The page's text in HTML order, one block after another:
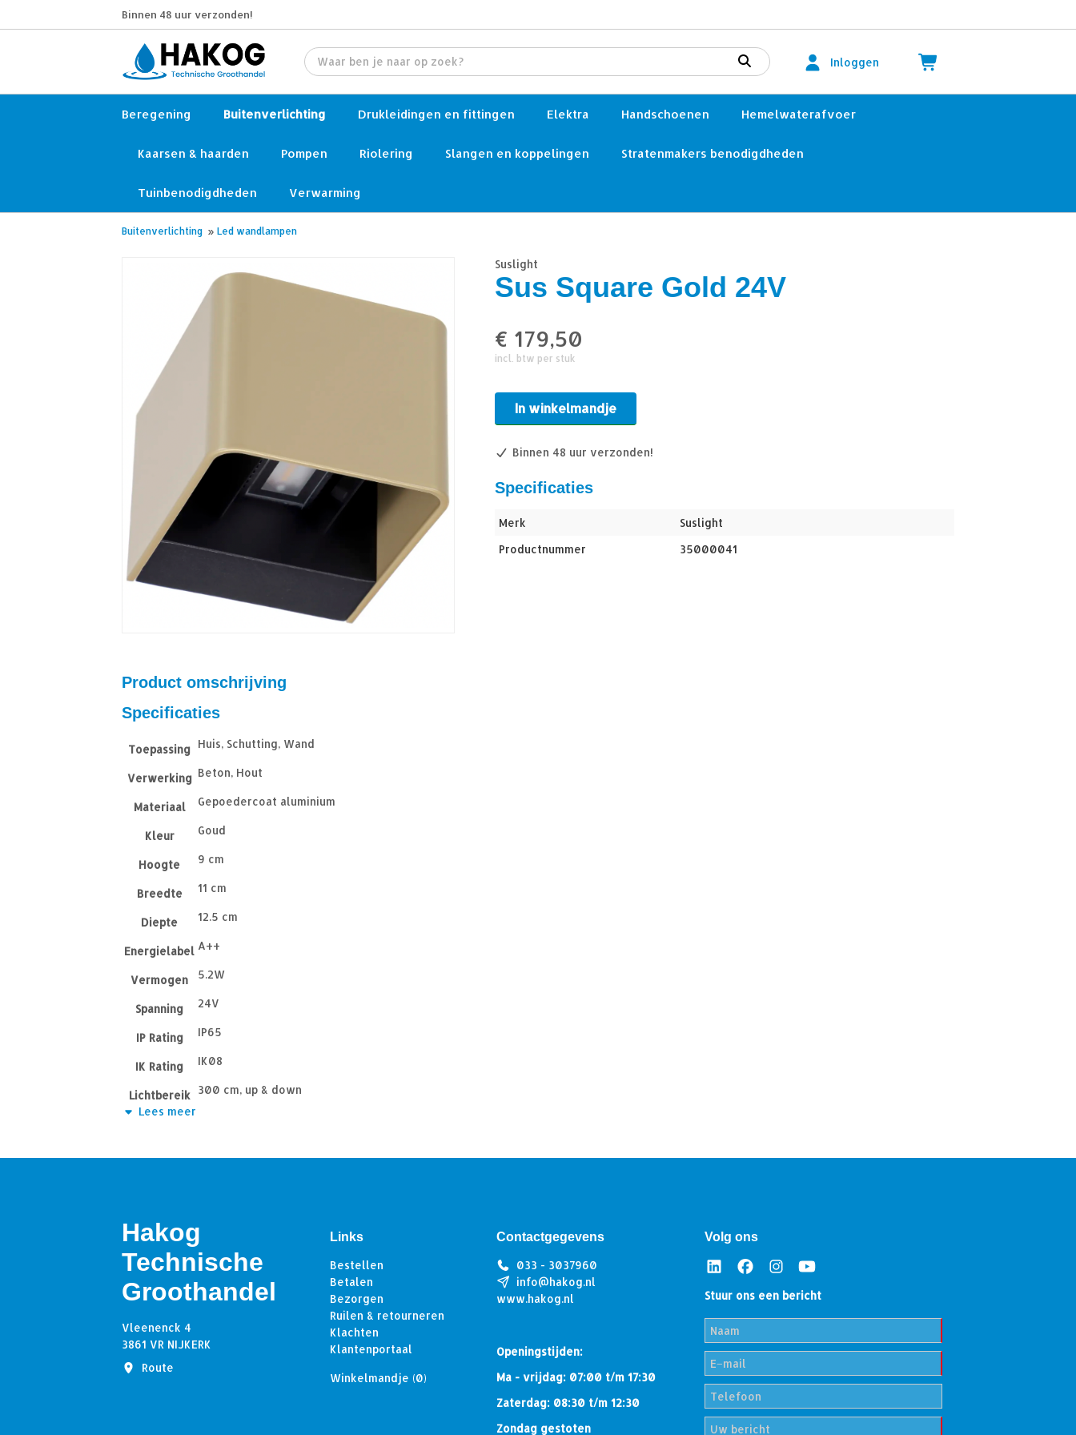
Binnen 48 uur verzonden!
Inloggen
Beregening Buitenverlichting Drukleidingen en fittingen Elektra Handschoenen Hemelwaterafvoer
Kaarsen & haarden Pompen Riolering Slangen en koppelingen Stratenmakers benodigdheden
Tuinbenodigdheden Verwarming
Buitenverlichting » Led wandlampen
Product omschrijving
Specificaties
Toepassing Huis, Schutting, Wand
Verwerking Beton, Hout
Materiaal Gepoedercoat aluminium
Kleur Goud
Hoogte 9 cm
Breedte 11 cm
Diepte 12.5 cm
Energielabel A++
Vermogen 5.2W
Spanning 24V
IP Rating IP65
IK Rating IK08
Lichtbereik 300 cm, up & down
Lees meer
Suslight
Sus Square Gold 24V
€ 179,50
incl. btw per stuk
In winkelmandje
Binnen 48 uur verzonden!
Specificaties
Merk
Suslight
Productnummer
35000041
Hakog
Technische
Groothandel
Vleenenck 4
3861 VR NIJKERK
Route
Links
Bestellen
Betalen
Bezorgen
Ruilen & retourneren
Klachten
Klantenportaal
Winkelmandje (0)
Contactgegevens
033 - 3037960
info@hakog.nl
www.hakog.nl
Openingstijden:
Ma - vrijdag: 07:00 t/m 17:30
Zaterdag: 08:30 t/m 12:30
Zondag gestoten
Volg ons
Stuur ons een bericht